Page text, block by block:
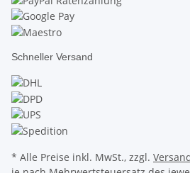
Schneller Versand
* Alle Preise inkl. MwSt., zzgl.